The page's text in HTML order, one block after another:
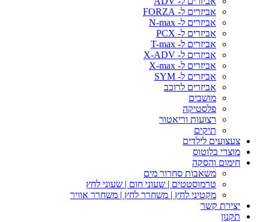
אביזרים ל- FORZA
אביזרים ל- N-max
אביזרים ל- PCX
אביזרים ל- T-max
אביזרים ל- X-ADV
אביזרים ל- X-max
אביזרים ל- SYM
אביזרים לרוכב
מושבים
פלסטיקה
רצועות וריאטור
תיקים
צעצועים לילדים
מוצרי בלוטוס
חימום והסקה
משאבות סחרור מים
טרמוסטטים | שעוני חום | שעוני לחץ
מקטיני לחץ | משחרר לחץ | משחרר אוויר
יצירת קשר
תקנון